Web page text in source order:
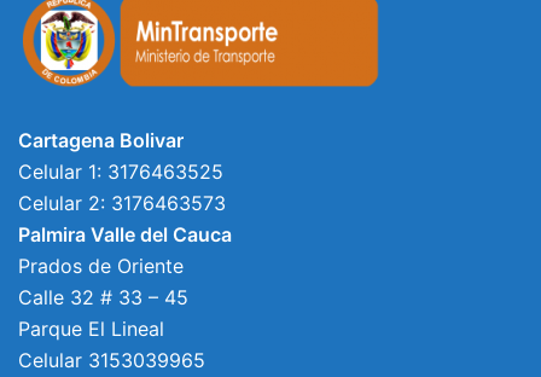
Cartagena Bolivar
Celular 1: 3176463525
Celular 2: 3176463573
Palmira Valle del Cauca
Prados de Oriente
Calle 32 # 33 – 45
Parque El Lineal
Celular 3153039965